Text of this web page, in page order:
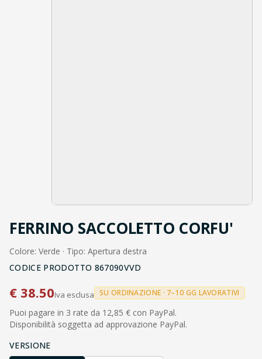
FERRINO SACCOLETTO CORFU'
Colore: Verde · Tipo: Apertura destra
CODICE PRODOTTO 867090VVD
€ 38.50Iva esclusa SU ORDINAZIONE · 7–10 GG LAVORATIVI
Puoi pagare in 3 rate da 12,85 € con PayPal.
Disponibilità soggetta ad approvazione PayPal.
VERSIONE